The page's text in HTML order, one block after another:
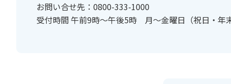
お問い合せ先：0800-333-1000
受付時間 午前9時～午後5時 月～金曜日（祝日・年